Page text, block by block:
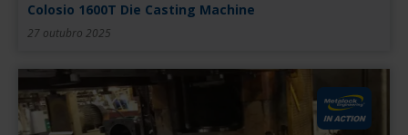
Colosio 1600T Die Casting Machine
27 outubro 2025